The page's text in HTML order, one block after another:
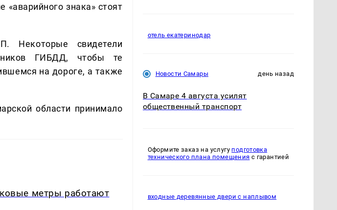
знака» стоят
Некоторые свидетели
ГИБДД, чтобы те
на дороге, а также
области принимало
метры работают
отель екатеринодар
Новости Самары день назад
В Самаре 4 августа усилят
общественный транспорт
Оформите заказ на услугу подготовка
технического плана помещения с гарантией
входные деревянные двери с наплывом